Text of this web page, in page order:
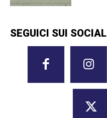
SEGUICI SUI SOCIAL